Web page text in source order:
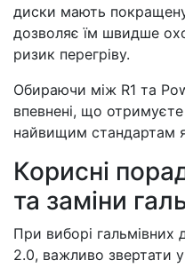
диски мають
дозволяє їм швидше
ризик перегріву.
Обираючи між R1 та
впевнені, що
найвищим стандартам
Корисні
та заміни
При виборі гальмівних
2.0, важливо звертати